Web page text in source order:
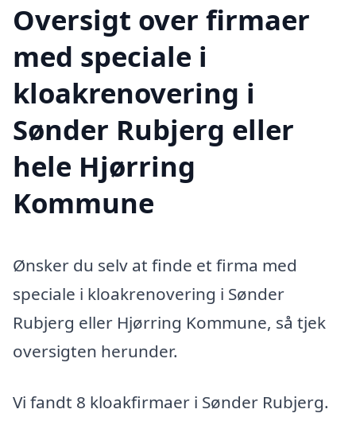
Oversigt over firmaer
med speciale i
kloakrenovering i
Sønder Rubjerg eller
hele Hjørring
Kommune
Ønsker du selv at finde et firma med
speciale i kloakrenovering i Sønder
Rubjerg eller Hjørring Kommune, så tjek
oversigten herunder.
Vi fandt 8 kloakfirmaer i Sønder Rubjerg.